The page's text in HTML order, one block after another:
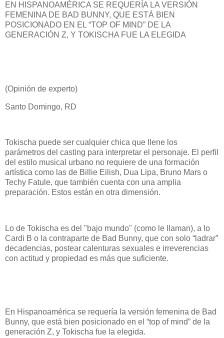
EN HISPANOAMÉRICA SE REQUERÍA LA VERSIÓN
FEMENINA DE BAD BUNNY, QUE ESTÁ BIEN
POSICIONADO EN EL “TOP OF MIND” DE LA
GENERACIÓN Z, Y TOKISCHA FUE LA ELEGIDA
(Opinión de experto)
Santo Domingo, RD
Tokischa puede ser cualquier chica que llene los
parámetros del casting para interpretar el personaje. El perfil
del estilo musical urbano no requiere de una formación
artística como las de Billie Eilish, Dua Lipa, Bruno Mars o
Techy Fatule, que también cuenta con una amplia
preparación. Estos están en otra dimensión.
Lo de Tokischa es del "bajo mundo" (como le llaman), a lo
Cardi B o la contraparte de Bad Bunny, que con solo “ladrar”
decadencias, postear calenturas sexuales e irreverencias
con actitud y propiedad es más que suficiente.
En Hispanoamérica se requería la versión femenina de Bad
Bunny, que está bien posicionado en el “top of mind” de la
generación Z, y Tokischa fue la elegida.